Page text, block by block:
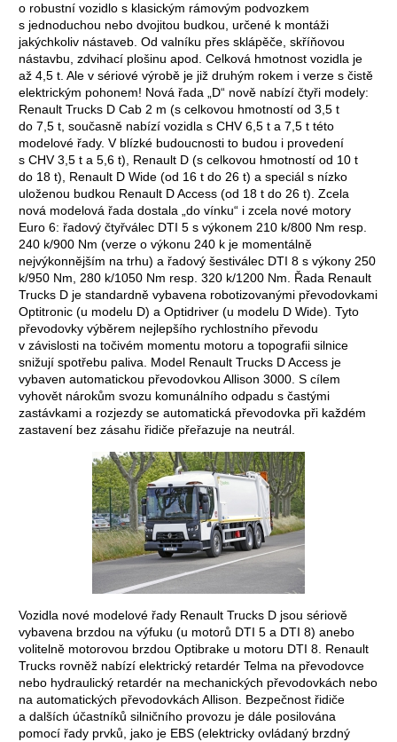
o robustní vozidlo s klasickým rámovým podvozkem
s jednoduchou nebo dvojitou budkou, určené k montáži
jakýchkoliv nástaveb. Od valníku přes sklápěče, skříňovou
nástavbu, zdvihací plošinu apod. Celková hmotnost vozidla je
až 4,5 t. Ale v sériové výrobě je již druhým rokem i verze s čistě
elektrickým pohonem! Nová řada „D“ nově nabízí čtyři modely:
Renault Trucks D Cab 2 m (s celkovou hmotností od 3,5 t
do 7,5 t, současně nabízí vozidla s CHV 6,5 t a 7,5 t této
modelové řady. V blízké budoucnosti to budou i provedení
s CHV 3,5 t a 5,6 t), Renault D (s celkovou hmotností od 10 t
do 18 t), Renault D Wide (od 16 t do 26 t) a speciál s nízko
uloženou budkou Renault D Access (od 18 t do 26 t). Zcela
nová modelová řada dostala „do vínku“ i zcela nové motory
Euro 6: řadový čtyřválec DTI 5 s výkonem 210 k/800 Nm resp.
240 k/900 Nm (verze o výkonu 240 k je momentálně
nejvýkonnějším na trhu) a řadový šestiválec DTI 8 s výkony 250
k/950 Nm, 280 k/1050 Nm resp. 320 k/1200 Nm. Řada Renault
Trucks D je standardně vybavena robotizovanými převodovkami
Optitronic (u modelu D) a Optidriver (u modelu D Wide). Tyto
převodovky výběrem nejlepšího rychlostního převodu
v závislosti na točivém momentu motoru a topografii silnice
snižují spotřebu paliva. Model Renault Trucks D Access je
vybaven automatickou převodovkou Allison 3000. S cílem
vyhovět nárokům svozu komunálního odpadu s častými
zastávkami a rozjezdy se automatická převodovka při každém
zastavení bez zásahu řidiče přeřazuje na neutrál.
Vozidla nové modelové řady Renault Trucks D jsou sériově
vybavena brzdou na výfuku (u motorů DTI 5 a DTI 8) anebo
volitelně motorovou brzdou Optibrake u motoru DTI 8. Renault
Trucks rovněž nabízí elektrický retardér Telma na převodovce
nebo hydraulický retardér na mechanických převodovkách nebo
na automatických převodovkách Allison. Bezpečnost řidiče
a dalších účastníků silničního provozu je dále posilována
pomocí řady prvků, jako je EBS (elektricky ovládaný brzdný